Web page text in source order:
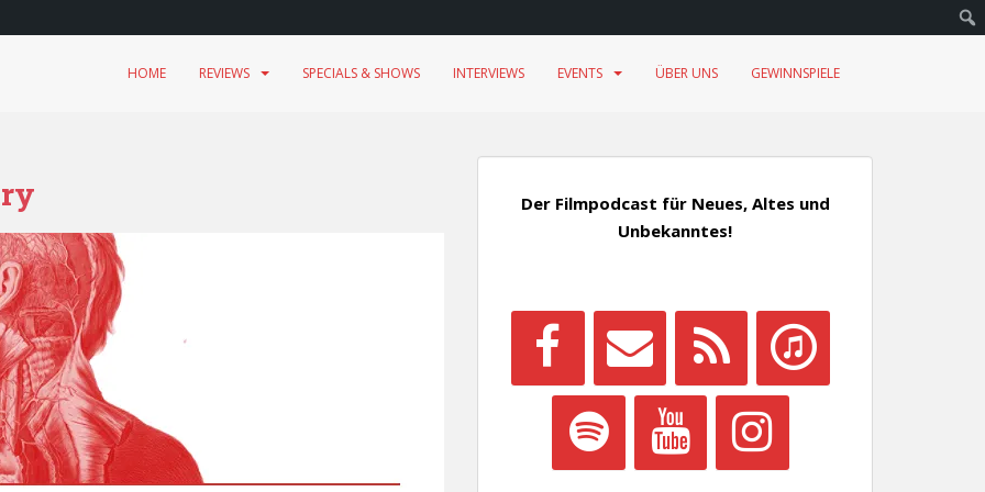
HOME REVIEWS SPECIALS & SHOWS INTERVIEWS EVENTS ÜBER UNS GEWINNSPIELE
Der Filmpodcast für Neues, Altes und
Unbekanntes!